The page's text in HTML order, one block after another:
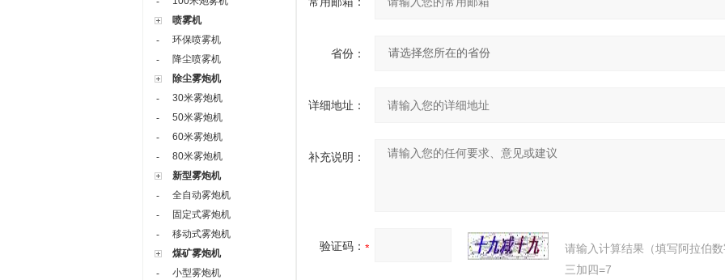
喷雾机
-
环保喷雾机
-
降尘喷雾机
除尘雾炮机
-
30米雾炮机
-
50米雾炮机
-
60米雾炮机
-
80米雾炮机
新型雾炮机
-
全自动雾炮机
-
固定式雾炮机
-
移动式雾炮机
煤矿雾炮机
-
小型雾炮机
省份：
详细地址：
补充说明：
验证码：
请输入计算结果（填写阿拉伯数
三加四=7